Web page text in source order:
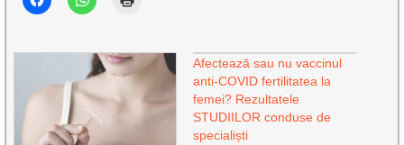
Afectează sau nu vaccinul
anti-COVID fertilitatea la
femei? Rezultatele
STUDIILOR conduse de
specialiști